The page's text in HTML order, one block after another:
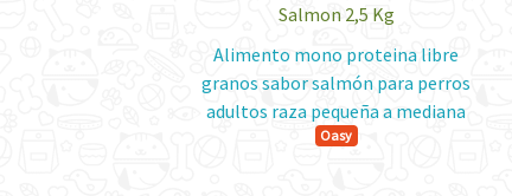
Salmon 2,5 Kg
Alimento mono proteina libre
granos sabor salmón para perros
adultos raza pequeña a mediana
Oasy